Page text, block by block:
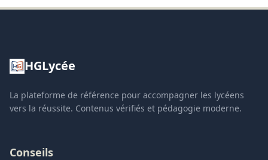
HGLycée
La plateforme de référence pour accompagner les lycéens
vers la réussite. Contenus vérifiés et pédagogie moderne.
Conseils